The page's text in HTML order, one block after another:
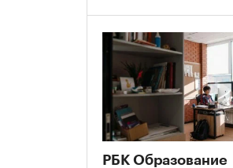
РБК Образование